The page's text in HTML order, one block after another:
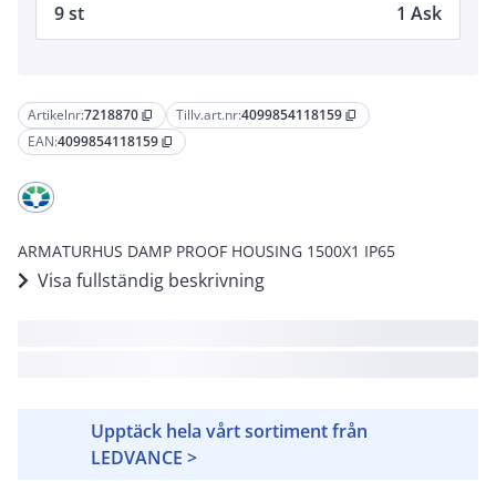
Artikelnr:7218870 content_copy Tillv.art.nr:4099854118159 content_copy
EAN:4099854118159 content_copy
ARMATURHUS DAMP PROOF HOUSING 1500X1 IP65
Visa fullständig beskrivning
Upptäck hela vårt sortiment från
LEDVANCE >
9 st 1 Ask